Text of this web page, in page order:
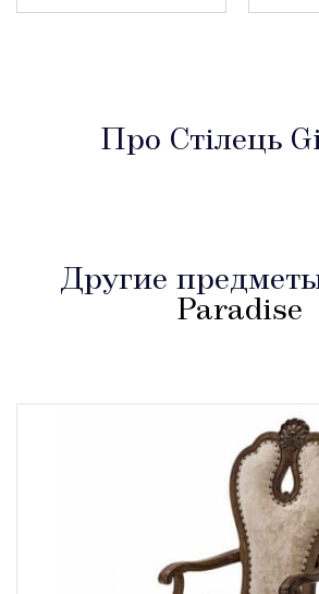
Про Стілець
Другие
Paradise